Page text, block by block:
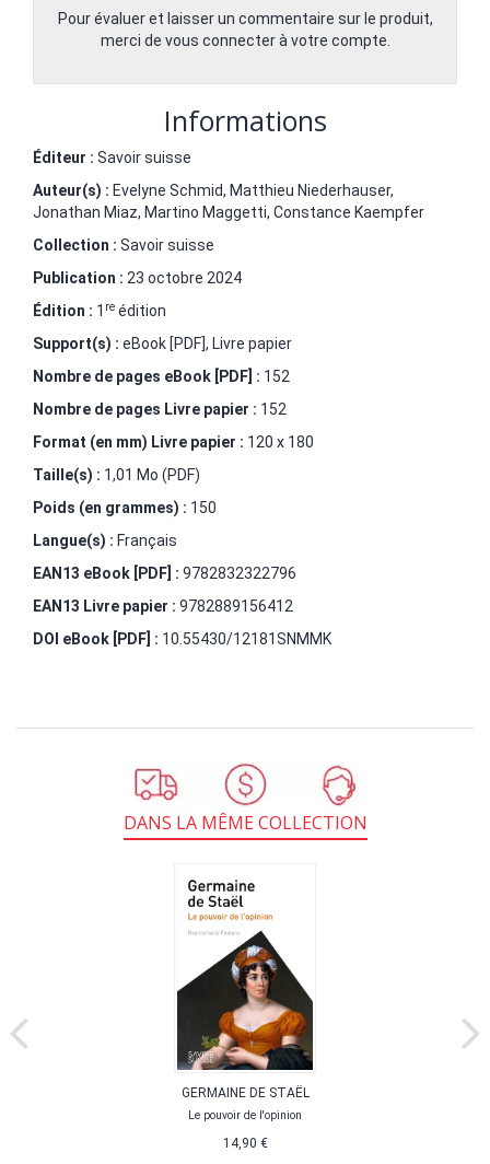
Pour évaluer et laisser un commentaire sur le produit,
merci de vous connecter à votre compte.
Informations
Éditeur : Savoir suisse
Auteur(s) : Evelyne Schmid, Matthieu Niederhauser,
Jonathan Miaz, Martino Maggetti, Constance Kaempfer
Collection : Savoir suisse
Publication : 23 octobre 2024
Édition : 1 re édition
Support(s) : eBook [PDF], Livre papier
Nombre de pages eBook [PDF] : 152
Nombre de pages Livre papier : 152
Format (en mm) Livre papier : 120 x 180
Taille(s) : 1,01 Mo (PDF)
Poids (en grammes) : 150
Langue(s) : Français
EAN13 eBook [PDF] : 9782832322796
EAN13 Livre papier : 9782889156412
DOI eBook [PDF] : 10.55430/12181SNMMK
DANS LA MÊME COLLECTION
GERMAINE DE STAËL
Le pouvoir de l'opinion
14,90 €